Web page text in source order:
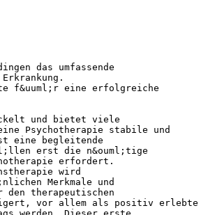
das umfassende
f&uuml;r eine erfolgreiche
und bietet viele
Psychotherapie stabile und
eine begleitende
erst die n&ouml;tige
erfordert.
wird
Merkmale und
den therapeutischen
vor allem als positiv erlebte